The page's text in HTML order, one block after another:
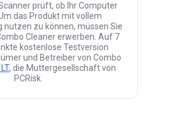
prüft, ob Ihr Computer
das Produkt mit vollem
nutzen zu können, müssen Sie
Cleaner erwerben. Auf 7
kostenlose Testversion
und Betreiber von Combo
, die Muttergesellschaft von
PCRisk.